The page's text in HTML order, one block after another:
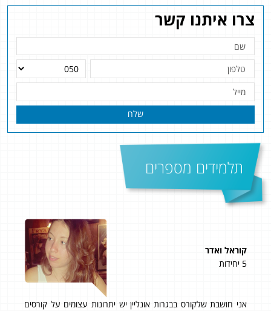
צרו איתנו קשר
שלח
תלמידים מספרים
קוראל ואדר
5 יחידות
אני חושבת שלקורס בבגרות אונליין יש יתרונות עצומים על קורסים